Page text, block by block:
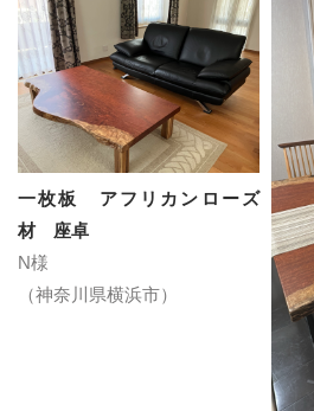
一枚板 アフリカンローズ
材 座卓
N様
（神奈川県横浜市）